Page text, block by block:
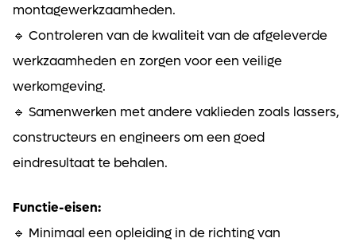
montagewerkzaamheden.
🔹 Controleren van de kwaliteit van de afgeleverde
werkzaamheden en zorgen voor een veilige
werkomgeving.
🔹 Samenwerken met andere vaklieden zoals lassers,
constructeurs en engineers om een goed
eindresultaat te behalen.
Functie-eisen:
🔹 Minimaal een opleiding in de richting van